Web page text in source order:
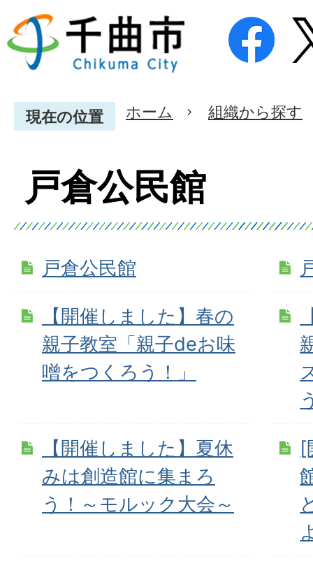
現在の位置 ホーム 組織から探す
戸倉公民館
戸倉公民館
【開催しました】春の
親子教室「親子deお味
噌をつくろう！」
【開催しました】夏休
みは創造館に集まろ
う！～モルック大会～
[